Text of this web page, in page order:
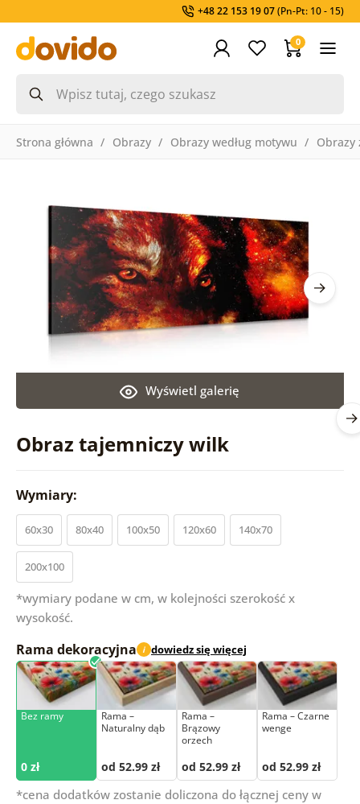
+48 22 153 19 07(Pn-Pt: 10 - 15)
0
Strona główna Obrazy Obrazy według motywu Obrazy
Obraz tajemniczy wilk
Wyświetl galerię
Wymiary:
60x30 80x40 100x50 120x60 140x70
200x100
*wymiary podane w cm, w kolejności szerokość x
wysokość.
Rama dekoracyjna i dowiedz się więcej
Bez ramy
0 zł
Rama –
Naturalny dąb
od 52.99 zł
Rama –
Brązowy
orzech
od 52.99 zł
Rama – Czarne
wenge
od 52.99 zł
*cena dodatków zostanie doliczona do łącznej ceny w